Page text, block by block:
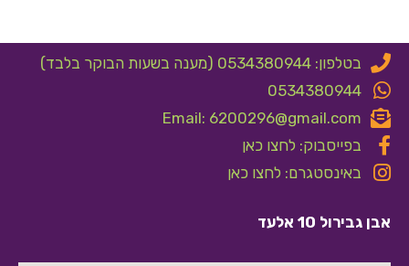
בטלפון: 0534380944 (מענה בשעות הבוקר בלבד)
0534380944
Email: 6200296@gmail.com
בפייסבוק: לחצו כאן
באינסטגרם: לחצו כאן
אבן גבירול 10 אלעד